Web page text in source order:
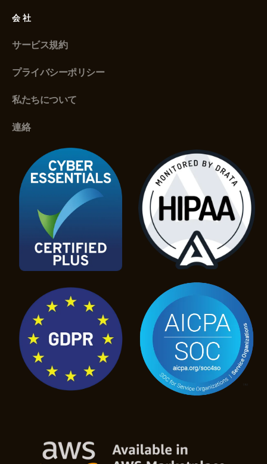
会社
サービス規約
プライバシーポリシー
私たちについて
連絡